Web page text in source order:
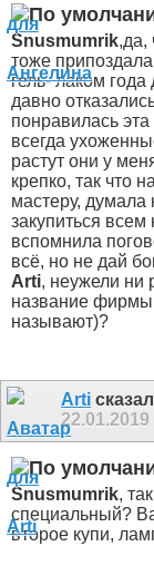
Snusmumrik,да,
тоже
гель- лаком
давно
понравилась
всегда
растут они у
крепко, так что
мастеру, думала
закупиться
вспомнила
всё, но не дай
Arti, неужели ни
название
называют)?
Arti
22.01.2019
Snusmumrik,
специальный?
второе купи,